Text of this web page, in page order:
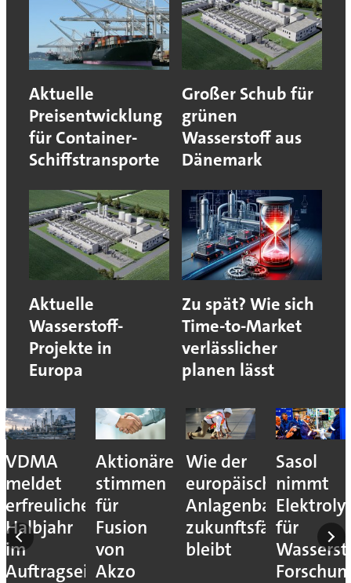
Aktuelle
Preisentwicklung
für Container-
Schiffstransporte
Großer Schub für
grünen
Wasserstoff aus
Dänemark
Aktuelle
Wasserstoff-
Projekte in
Europa
Zu spät? Wie sich
Time-to-Market
verlässlicher
planen lässt
VDMA
meldet
erfreuliches
Halbjahr
im
Auftragseingang
Aktionäre
stimmen
für
Fusion
von
Akzo
Wie der
europäische
Anlagenbau
zukunftsfähig
bleibt
Sasol
nimmt
für